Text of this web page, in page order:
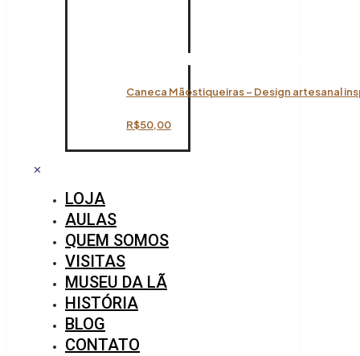
Caneca Mãostiqueiras – Design artesanal
R$50,00
✕
LOJA
AULAS
QUEM SOMOS
VISITAS
MUSEU DA LÃ
HISTÓRIA
BLOG
CONTATO